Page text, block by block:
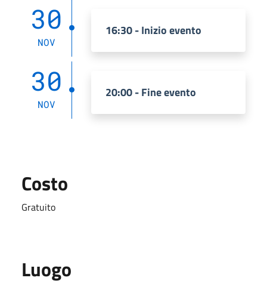
30
NOV
16:30 - Inizio evento
30
NOV
20:00 - Fine evento
Costo
Gratuito
Luogo